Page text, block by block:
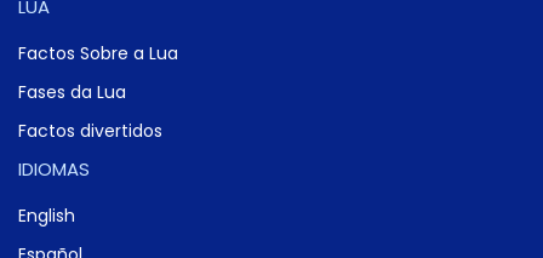
LUA
Factos Sobre a Lua
Fases da Lua
Factos divertidos
IDIOMAS
English